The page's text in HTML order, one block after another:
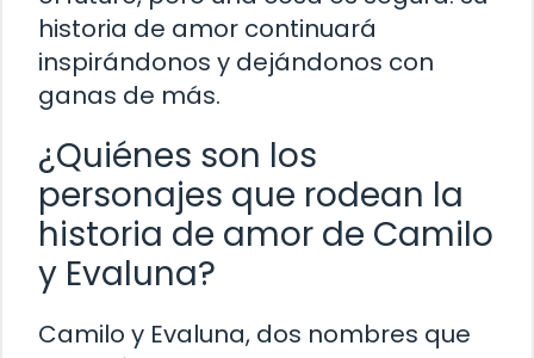
historia de amor continuará
inspirándonos y dejándonos con
ganas de más.
¿Quiénes son los
personajes que rodean la
historia de amor de Camilo
y Evaluna?
Camilo y Evaluna, dos nombres que